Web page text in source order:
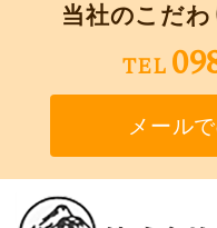
当社のこだ
TEL
メール